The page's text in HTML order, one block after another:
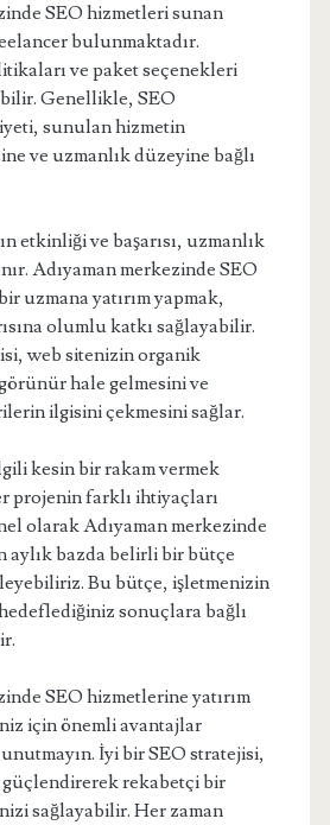
SEO hizmetleri sunan
bulunmaktadır.
ve paket seçenekleri
Genellikle, SEO
sunulan hizmetin
ve uzmanlık düzeyine bağlı
etkinliği ve başarısı, uzmanlık
Adıyaman merkezinde SEO
uzmana yatırım yapmak,
olumlu katkı sağlayabilir.
web sitenizin organik
hale gelmesini ve
ilgisini çekmesini sağlar.
kesin bir rakam vermek
projenin farklı ihtiyaçları
olarak Adıyaman merkezinde
aylık bazda belirli bir bütçe
Bu bütçe, işletmenizin
sonuçlara bağlı
SEO hizmetlerine yatırım
için önemli avantajlar
İyi bir SEO stratejisi,
güçlendirerek rekabetçi bir
sağlayabilir. Her zaman